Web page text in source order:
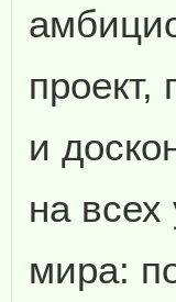
и
на
мира: